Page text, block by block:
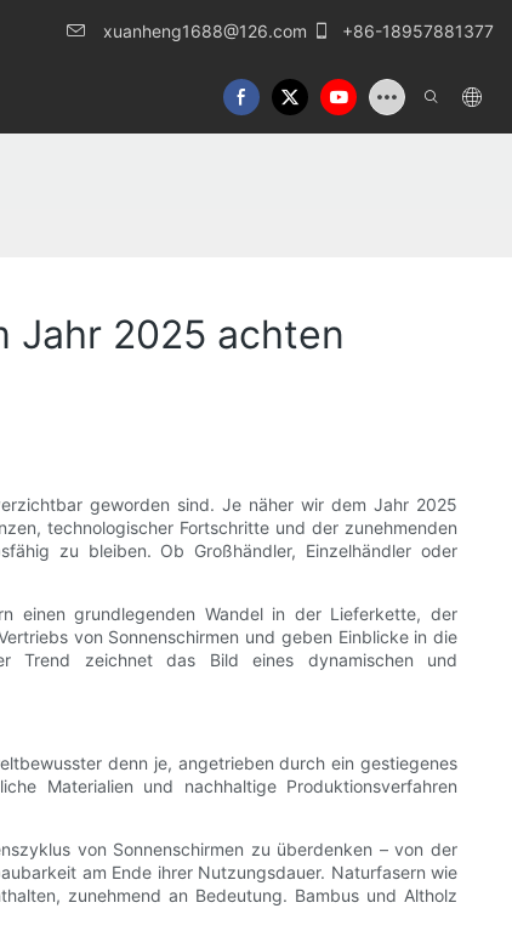
xuanheng1688@126.com +86-18957881377
uns
Jahr 2025 achten
geworden sind. Je näher wir dem Jahr 2025
technologischer Fortschritte und der zunehmenden
zu bleiben. Ob Großhändler, Einzelhändler oder
einen grundlegenden Wandel in der Lieferkette, der
von Sonnenschirmen und geben Einblicke in die
Trend zeichnet das Bild eines dynamischen und
denn je, angetrieben durch ein gestiegenes
Materialien und nachhaltige Produktionsverfahren
von Sonnenschirmen zu überdenken – von der
am Ende ihrer Nutzungsdauer. Naturfasern wie
zunehmend an Bedeutung. Bambus und Altholz